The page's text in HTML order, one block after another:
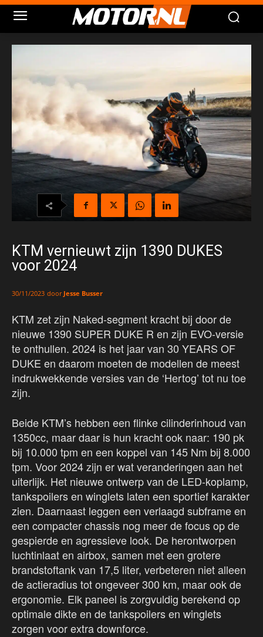
KTM vernieuwt zijn 1390 DUKES
voor 2024
30/11/2023 door Jesse Busser
KTM zet zijn Naked-segment kracht bij door de
nieuwe 1390 SUPER DUKE R en zijn EVO-versie
te onthullen. 2024 is het jaar van 30 YEARS OF
DUKE en daarom moeten de modellen de meest
indrukwekkende versies van de ‘Hertog’ tot nu toe
zijn.
Beide KTM’s hebben een flinke cilinderinhoud van
1350cc, maar daar is hun kracht ook naar: 190 pk
bij 10.000 tpm en een koppel van 145 Nm bij 8.000
tpm. Voor 2024 zijn er wat veranderingen aan het
uiterlijk. Het nieuwe ontwerp van de LED-koplamp,
tankspoilers en winglets laten een sportief karakter
zien. Daarnaast leggen een verlaagd subframe en
een compacter chassis nog meer de focus op de
gespierde en agressieve look. De herontworpen
luchtinlaat en airbox, samen met een grotere
brandstoftank van 17,5 liter, verbeteren niet alleen
de actieradius tot ongeveer 300 km, maar ook de
ergonomie. Elk paneel is zorgvuldig berekend op
optimale dikte en de tankspoilers en winglets
zorgen voor extra downforce.